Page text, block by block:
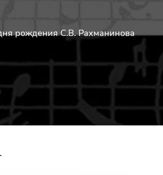
рождения С.В. Рахманинова